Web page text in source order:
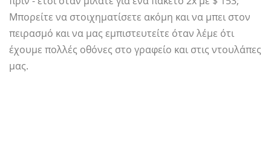
Μπορείτε να στοιχηματίσετε ακόμη και να μπει στον
πειρασμό και να μας εμπιστευτείτε όταν λέμε ότι
έχουμε πολλές οθόνες στο γραφείο και στις ντουλάπες
μας.